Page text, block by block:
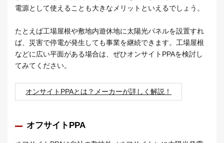
電源として使えることも大きなメリットといえるでしょう。
たとえば工場屋根や敷地内遊休地に太陽光パネルを設置すれ
ば、災害で停電が発生しても事業を継続できます。工場屋根
などに広い平面がある場合は、ぜひオンサイトPPAを検討し
てみてください。
オンサイトPPAとは？メーカーが詳しく解説！
オフサイトPPA